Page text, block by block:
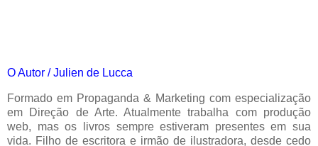
O Autor / Julien de Lucca
Formado em Propaganda & Marketing com especialização
em Direção de Arte. Atualmente trabalha com produção
web, mas os livros sempre estiveram presentes em sua
vida. Filho de escritora e irmão de ilustradora, desde cedo